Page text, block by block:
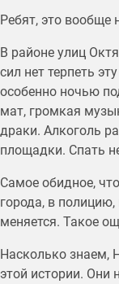
Ребят, это вообще
В районе улиц
сил нет терпеть
особенно ночью
мат, громкая
драки. Алкоголь
площадки. Спать
Самое обидное,
города, в полицию,
меняется. Такое
Насколько знаем,
этой истории.